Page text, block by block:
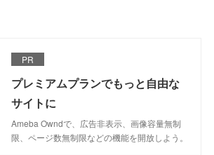
PR
プレミアムプランでもっと自由な
サイトに
Ameba Owndで、広告非表示、画像容量無制
限、ページ数無制限などの機能を開放しよう。